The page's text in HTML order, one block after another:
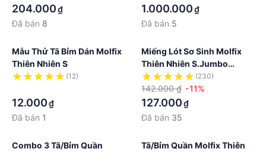
204.000₫
Đã bán 8
1.000.000₫
Đã bán 5
Mẫu Thử Tã Bỉm Dán Molfix
Thiên Nhiên S
(12)
12.000₫
Đã bán 1
Miếng Lót Sơ Sinh Molfix
Thiên Nhiên S.Jumbo
Newborn 2 - Gói 60+6M
(230)
142.000 ₫ -11%
127.000₫
Đã bán 35
Combo 3 Tã/bỉm Quần
Tã/bỉm Quần Molfix Thiên